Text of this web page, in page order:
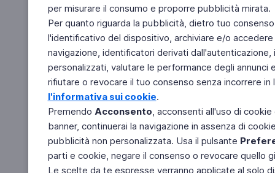
per misurare il consumo e proporre pubblicità mirata.
Per quanto riguarda la pubblicità, dietro tuo
l'identificativo del dispositivo, archiviare e/o
navigazione, identificatori derivati
personalizzati, valutare le performance degli
rifiutare o revocare il tuo consenso senza incorrere
l'informativa sui cookie.
Premendo Acconsento, acconsenti all'uso di
banner, continuerai la navigazione in assenza di
pubblicità non personalizzata. Usa il pulsante
parti e cookie, negare il consenso o revocare quello
Le scelte da te espresse verranno applicate al solo